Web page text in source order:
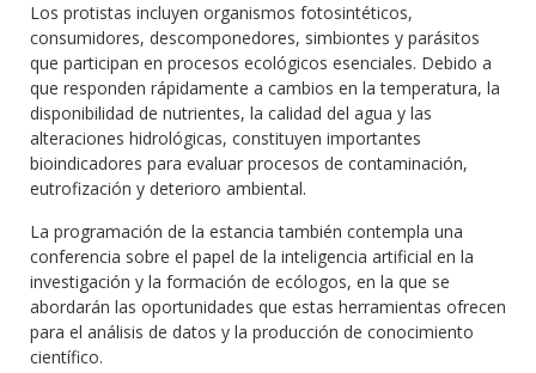
Los protistas incluyen organismos fotosintéticos,
consumidores, descomponedores, simbiontes y parásitos
que participan en procesos ecológicos esenciales. Debido a
que responden rápidamente a cambios en la temperatura, la
disponibilidad de nutrientes, la calidad del agua y las
alteraciones hidrológicas, constituyen importantes
bioindicadores para evaluar procesos de contaminación,
eutrofización y deterioro ambiental.
La programación de la estancia también contempla una
conferencia sobre el papel de la inteligencia artificial en la
investigación y la formación de ecólogos, en la que se
abordarán las oportunidades que estas herramientas ofrecen
para el análisis de datos y la producción de conocimiento
científico.